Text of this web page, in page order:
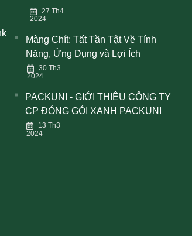
27 Th4
2024
Màng Chít: Tất Tần Tật Về Tính
Năng, Ứng Dụng và Lợi Ích
30 Th3
2024
PACKUNI - GIỚI THIỆU CÔNG TY
CP ĐÓNG GÓI XANH PACKUNI
13 Th3
2024